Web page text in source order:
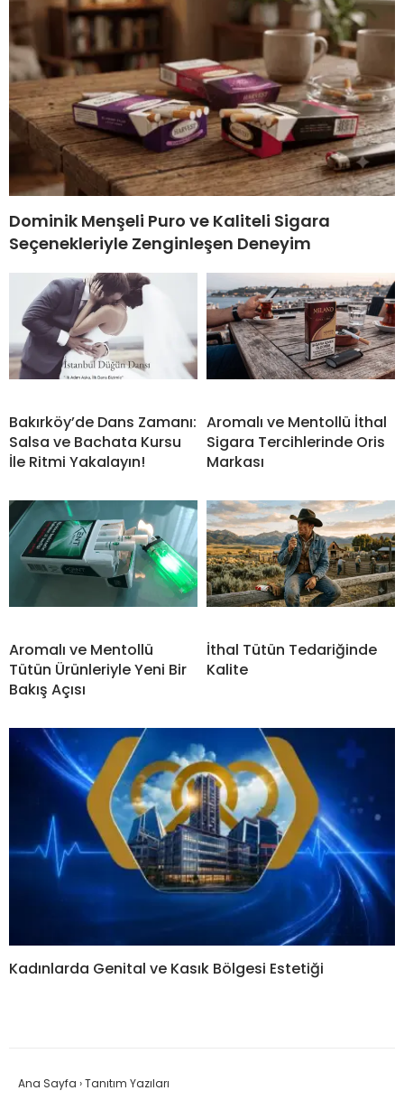
Dominik Menşeli Puro ve Kaliteli Sigara
Seçenekleriyle Zenginleşen Deneyim
Bakırköy’de Dans Zamanı:
Salsa ve Bachata Kursu
İle Ritmi Yakalayın!
Aromalı ve Mentollü İthal
Sigara Tercihlerinde Oris
Markası
Aromalı ve Mentollü
Tütün Ürünleriyle Yeni Bir
Bakış Açısı
İthal Tütün Tedariğinde
Kalite
Kadınlarda Genital ve Kasık Bölgesi Estetiği
Ana Sayfa ›Tanıtım Yazıları